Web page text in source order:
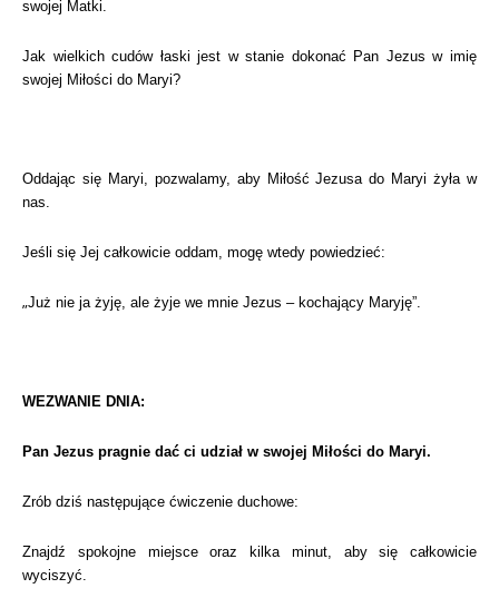
swojej Matki.
Jak wielkich cudów łaski jest w stanie dokonać Pan Jezus w imię
swojej Miłości do Maryi?
Oddając się Maryi, pozwalamy, aby Miłość Jezusa do Maryi żyła w
nas.
Jeśli się Jej całkowicie oddam, mogę wtedy powiedzieć:
„Już nie ja żyję, ale żyje we mnie Jezus – kochający Maryję”.
WEZWANIE DNIA:
Pan Jezus pragnie dać ci udział w swojej Miłości do Maryi.
Zrób dziś następujące ćwiczenie duchowe:
Znajdź spokojne miejsce oraz kilka minut, aby się całkowicie
wyciszyć.